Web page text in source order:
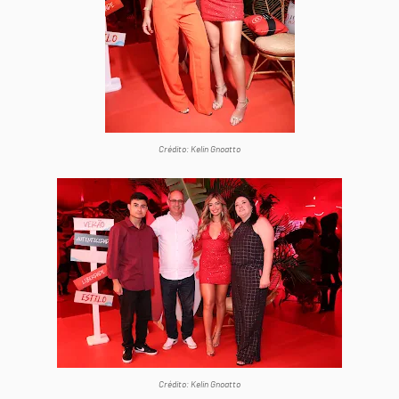
Crédito: Kelin Gnoatto
Crédito: Kelin Gnoatto